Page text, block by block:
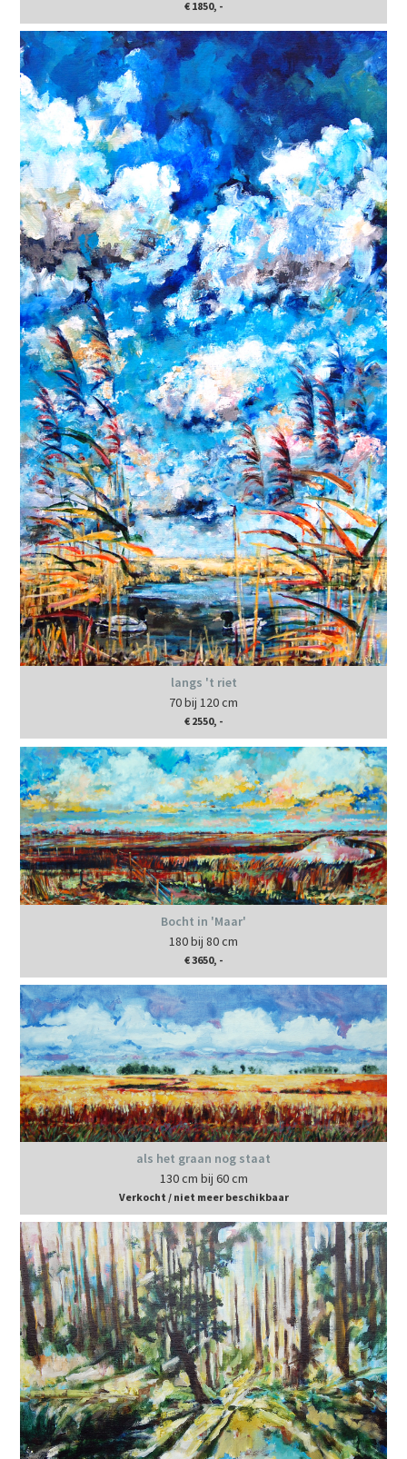
€ 1850, -
langs 't riet
70 bij 120 cm
€ 2550, -
Bocht in 'Maar'
180 bij 80 cm
€ 3650, -
als het graan nog staat
130 cm bij 60 cm
Verkocht / niet meer beschikbaar